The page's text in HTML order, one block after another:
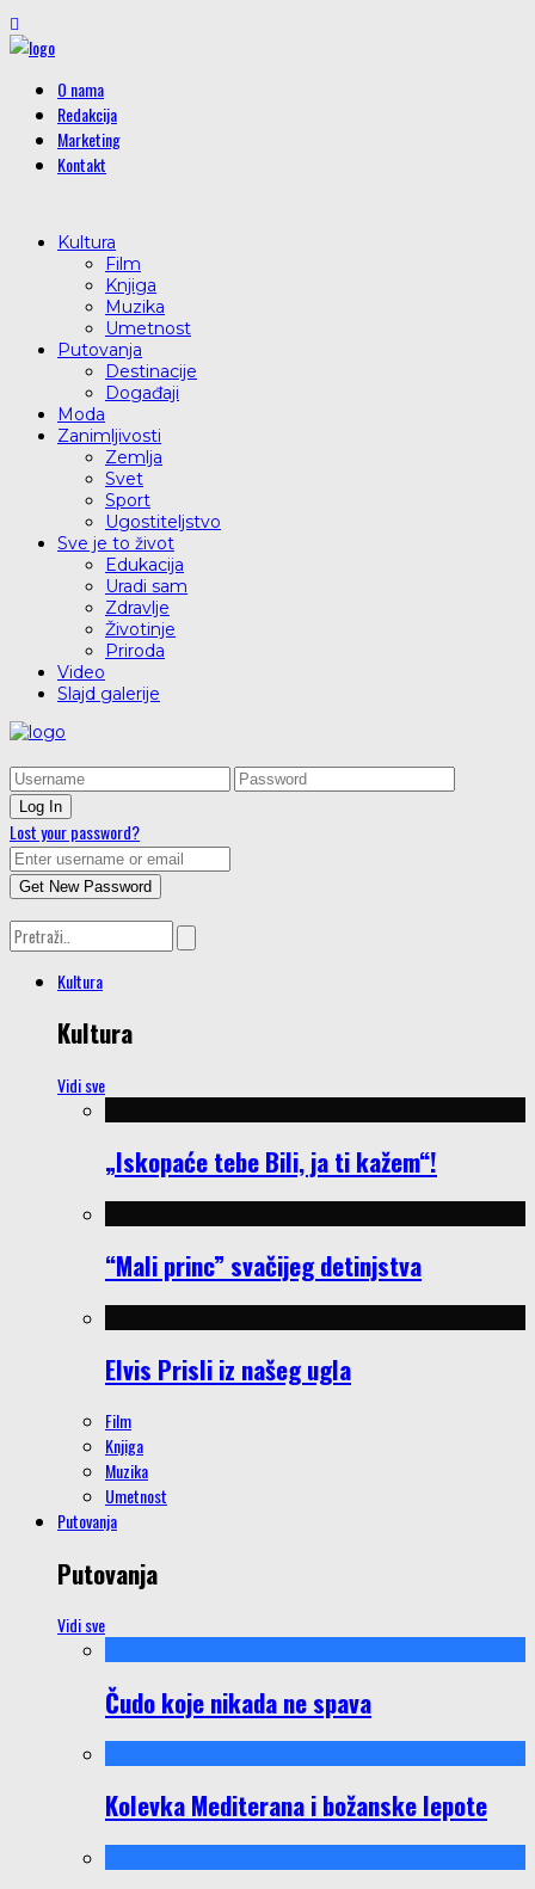
O nama
Redakcija
Marketing
Kontakt
Kultura
Film
Knjiga
Muzika
Umetnost
Putovanja
Destinacije
Događaji
Moda
Zanimljivosti
Zemlja
Svet
Sport
Ugostiteljstvo
Sve je to život
Edukacija
Uradi sam
Zdravlje
Životinje
Priroda
Video
Slajd galerije
Lost your password?
Kultura
Kultura
Vidi sve
„Iskopaće tebe Bili, ja ti kažem“!
“Mali princ” svačijeg detinjstva
Elvis Prisli iz našeg ugla
Film
Knjiga
Muzika
Umetnost
Putovanja
Putovanja
Vidi sve
Čudo koje nikada ne spava
Kolevka Mediterana i božanske lepote